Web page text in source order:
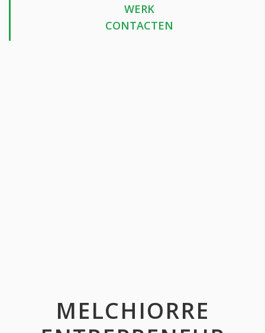
WERK
CONTACTEN
MELCHIORRE